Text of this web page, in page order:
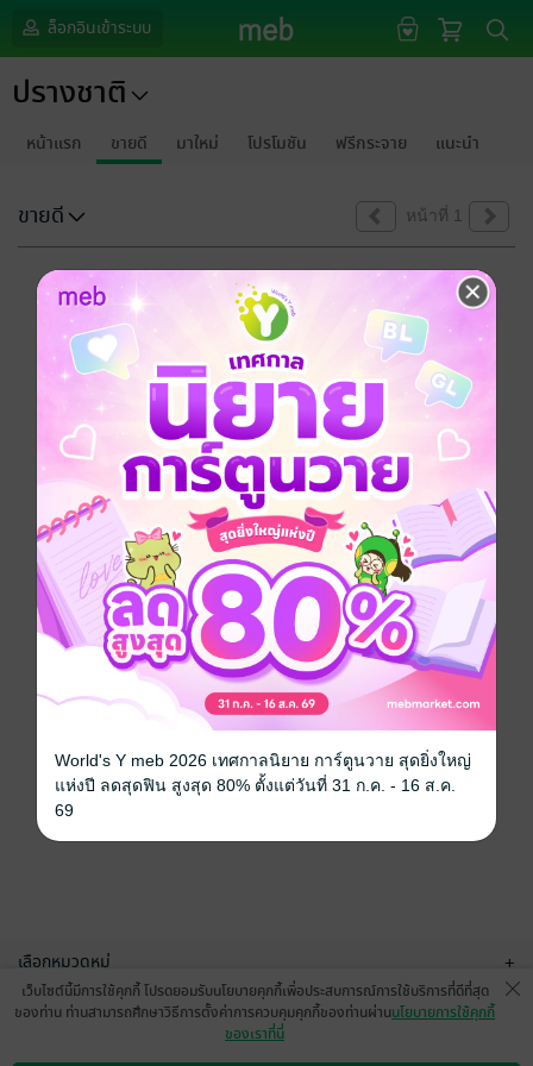
ล็อกอินเข้าระบบ
ปรางชาติ
หน้าแรก ขายดี มาใหม่ โปรโมชัน ฟรีกระจาย แนะนำ
ขายดี หน้าที่ 1
ขออภัยด้วยนะคะ
ไม่พบข้อมูลในหัวข้อที่คุณกำลังชมค่ะ
เลือกหมวดหมู่ +
บริการช่วยเหลือ
เว็บไซต์นี้มีการใช้คุกกี้ โปรดยอมรับนโยบายคุกกี้เพื่อประสบการณ์การใช้บริการที่ดีที่สุด
ของท่าน ท่านสามารถศึกษาวิธีการตั้งค่าการควบคุมคุกกี้ของท่านผ่านนโยบายการใช้คุกกี้
ของเราที่นี่
World's Y meb 2026 เทศกาลนิยาย การ์ตูนวาย สุดยิ่งใหญ่
แห่งปี ลดสุดฟิน สูงสุด 80% ตั้งแต่วันที่ 31 ก.ค. - 16 ส.ค.
69